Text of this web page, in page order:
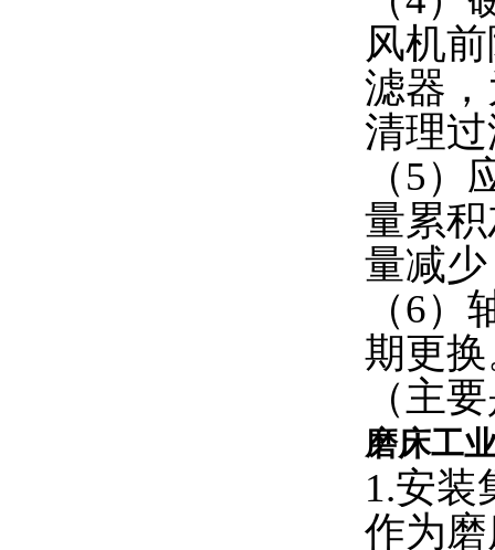
风机
滤器
清理
（5
量累
量减
（6
期更
（主
磨床工
1.安装
作为